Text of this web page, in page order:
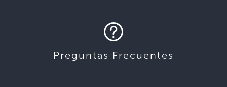
Preguntas Frecuentes